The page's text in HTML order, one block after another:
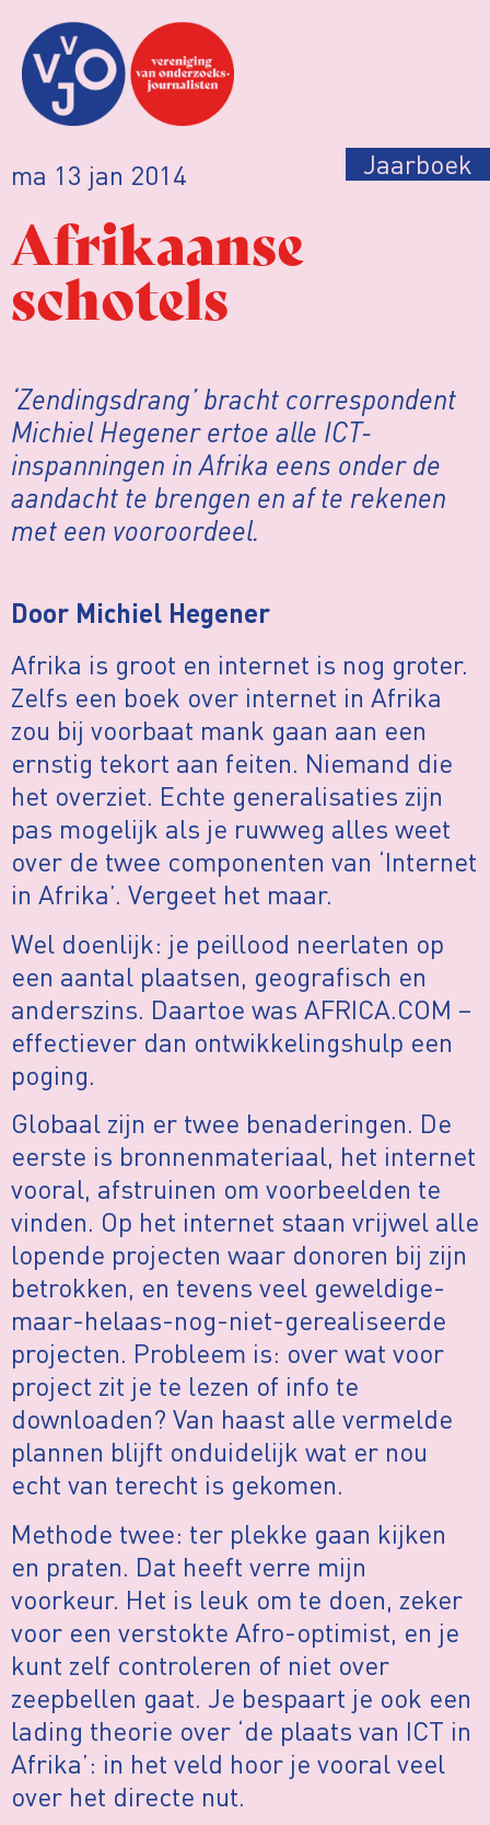
ma 13 jan 2014 Jaarboek
Afrikaanse
schotels
‘Zendingsdrang’ bracht correspondent
Michiel Hegener ertoe alle ICT-
inspanningen in Afrika eens onder de
aandacht te brengen en af te rekenen
met een vooroordeel.
Door Michiel Hegener
Afrika is groot en internet is nog groter.
Zelfs een boek over internet in Afrika
zou bij voorbaat mank gaan aan een
ernstig tekort aan feiten. Niemand die
het overziet. Echte generalisaties zijn
pas mogelijk als je ruwweg alles weet
over de twee componenten van ‘Internet
in Afrika’. Vergeet het maar.
Wel doenlijk: je peillood neerlaten op
een aantal plaatsen, geografisch en
anderszins. Daartoe was AFRICA.COM –
effectiever dan ontwikkelingshulp een
poging.
Globaal zijn er twee benaderingen. De
eerste is bronnenmateriaal, het internet
vooral, afstruinen om voorbeelden te
vinden. Op het internet staan vrijwel alle
lopende projecten waar donoren bij zijn
betrokken, en tevens veel geweldige-
maar-helaas-nog-niet-gerealiseerde
projecten. Probleem is: over wat voor
project zit je te lezen of info te
downloaden? Van haast alle vermelde
plannen blijft onduidelijk wat er nou
echt van terecht is gekomen.
Methode twee: ter plekke gaan kijken
en praten. Dat heeft verre mijn
voorkeur. Het is leuk om te doen, zeker
voor een verstokte Afro-optimist, en je
kunt zelf controleren of niet over
zeepbellen gaat. Je bespaart je ook een
lading theorie over ‘de plaats van ICT in
Afrika’: in het veld hoor je vooral veel
over het directe nut.